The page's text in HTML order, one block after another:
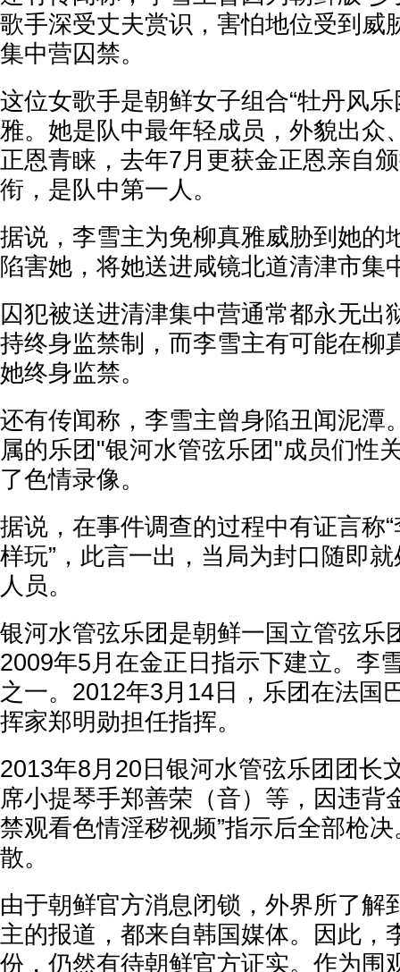
歌手深受丈夫赏识，害怕地位受到威
集中营囚禁。
这位女歌手是朝鲜女子组合“牡丹风
雅。她是队中最年轻成员，外貌出众
正恩青睐，去年7月更获金正恩亲自
衔，是队中第一人。
据说，李雪主为免柳真雅威胁到她的
陷害她，将她送进咸镜北道清津市集
囚犯被送进清津集中营通常都永无出
持终身监禁制，而李雪主有可能在柳
她终身监禁。
还有传闻称，李雪主曾身陷丑闻泥潭
属的乐团"银河水管弦乐团"成员们性
了色情录像。
据说，在事件调查的过程中有证言称
样玩”，此言一出，当局为封口随即
人员。
银河水管弦乐团是朝鲜一国立管弦乐
2009年5月在金正日指示下建立。李
之一。2012年3月14日，乐团在法国
挥家郑明勋担任指挥。
2013年8月20日银河水管弦乐团团长
席小提琴手郑善荣（音）等，因违背
禁观看色情淫秽视频”指示后全部枪
散。
由于朝鲜官方消息闭锁，外界所了解
主的报道，都来自韩国媒体。因此，
份，仍然有待朝鲜官方证实。作为围